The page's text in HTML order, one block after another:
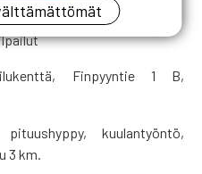
Finpyyntie 1 B,
kuulantyöntö,
3 km.